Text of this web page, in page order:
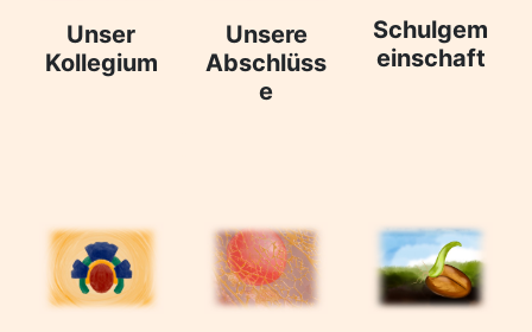
Unser
Kollegium
Unsere
Abschlüss
e
Schulgem
einschaft